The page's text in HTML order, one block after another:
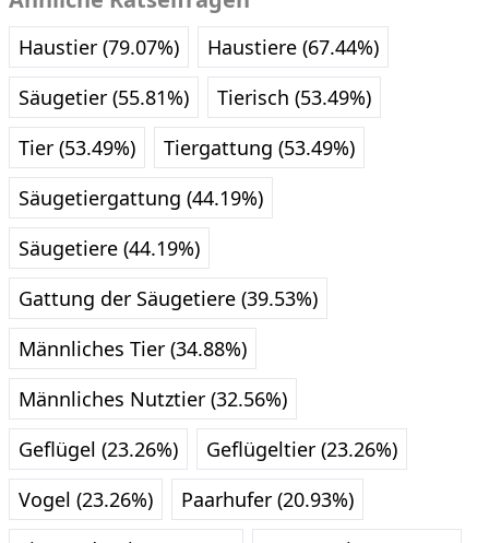
Haustier (79.07%)
Haustiere (67.44%)
Säugetier (55.81%)
Tierisch (53.49%)
Tier (53.49%)
Tiergattung (53.49%)
Säugetiergattung (44.19%)
Säugetiere (44.19%)
Gattung der Säugetiere (39.53%)
Männliches Tier (34.88%)
Männliches Nutztier (32.56%)
Geflügel (23.26%)
Geflügeltier (23.26%)
Vogel (23.26%)
Paarhufer (20.93%)